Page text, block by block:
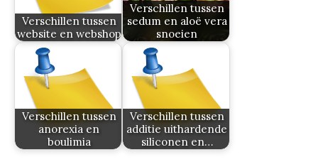
Verschillen tussen
website en webshop
Verschillen tussen
sedum en aloë vera
snoeien
Verschillen tussen
anorexia en
boulimia
Verschillen tussen
additie uithardende
siliconen en…